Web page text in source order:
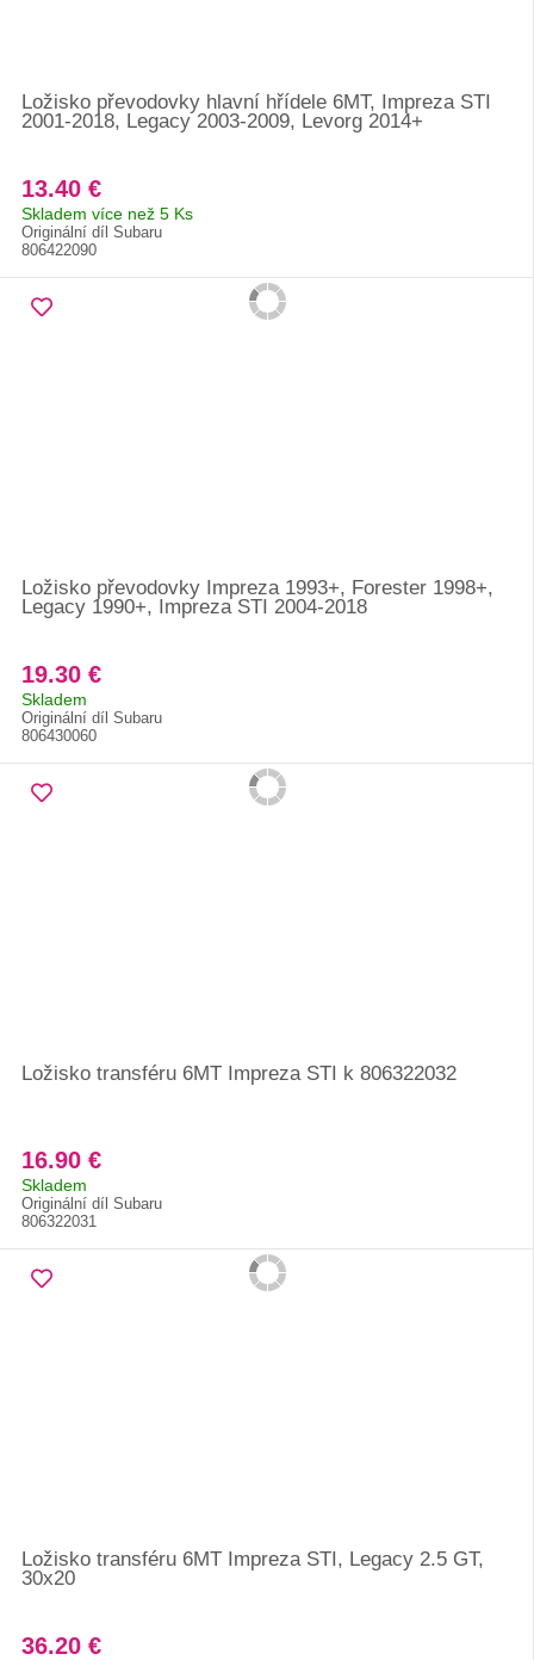
Ložisko převodovky hlavní hřídele 6MT, Impreza STI
2001-2018, Legacy 2003-2009, Levorg 2014+
13.40 €
Skladem více než 5 Ks
Originální díl Subaru
806422090
Ložisko převodovky Impreza 1993+, Forester 1998+,
Legacy 1990+, Impreza STI 2004-2018
19.30 €
Skladem
Originální díl Subaru
806430060
Ložisko transféru 6MT Impreza STI k 806322032
16.90 €
Skladem
Originální díl Subaru
806322031
Ložisko transféru 6MT Impreza STI, Legacy 2.5 GT,
30x20
36.20 €